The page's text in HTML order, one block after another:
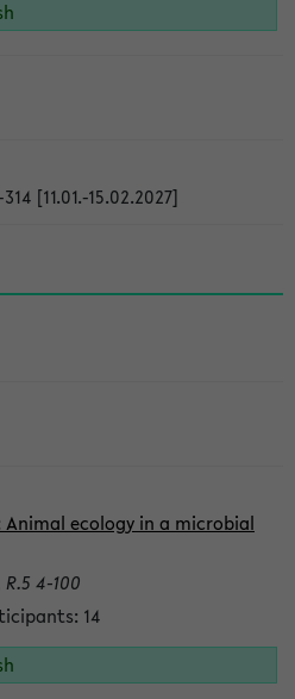
[11.01.-15.02.2027]
Animal ecology in a microbial
4-100
14